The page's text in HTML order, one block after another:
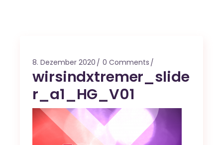
8. Dezember 2020 0 Comments
wirsindxtremer_slide
r_a1_HG_V01